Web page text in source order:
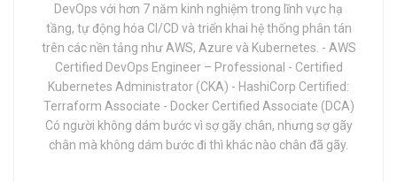
DevOps với hơn 7 năm kinh nghiệm trong lĩnh vực hạ
tầng, tự động hóa CI/CD và triển khai hệ thống phân tán
trên các nền tảng như AWS, Azure và Kubernetes. - AWS
Certified DevOps Engineer – Professional - Certified
Kubernetes Administrator (CKA) - HashiCorp Certified:
Terraform Associate - Docker Certified Associate (DCA)
Có người không dám bước vì sợ gãy chân, nhưng sợ gãy
chân mà không dám bước đi thì khác nào chân đã gãy.